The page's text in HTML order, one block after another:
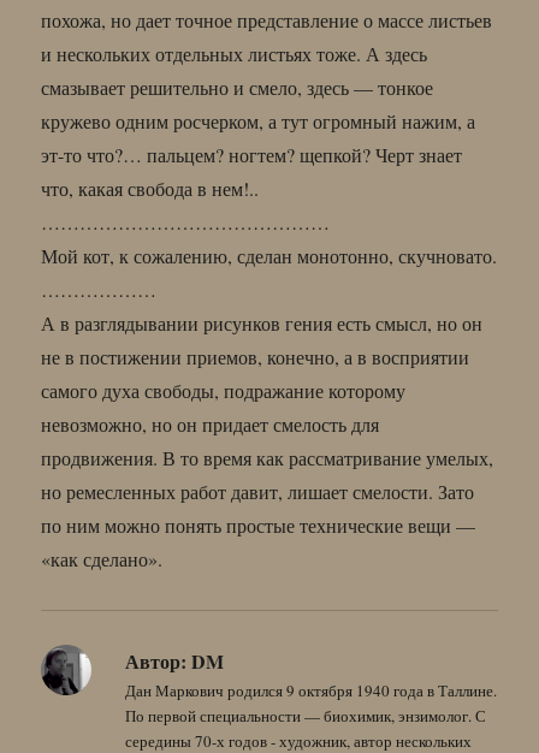
похожа, но дает точное представление о массе листьев
и нескольких отдельных листьях тоже. А здесь
смазывает решительно и смело, здесь — тонкое
кружево одним росчерком, а тут огромный нажим, а
эт-то что?… пальцем? ногтем? щепкой? Черт знает
что, какая свобода в нем!..
………………………………………
Мой кот, к сожалению, сделан монотонно, скучновато.
………………
А в разглядывании рисунков гения есть смысл, но он
не в постижении приемов, конечно, а в восприятии
самого духа свободы, подражание которому
невозможно, но он придает смелость для
продвижения. В то время как рассматривание умелых,
но ремесленных работ давит, лишает смелости. Зато
по ним можно понять простые технические вещи —
«как сделано».
Автор: DM
Дан Маркович родился 9 октября 1940 года в Таллине.
По первой специальности — биохимик, энзимолог. С
середины 70-х годов - художник, автор нескольких